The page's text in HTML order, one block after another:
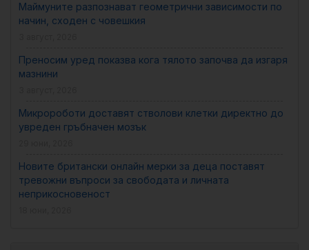
Маймуните разпознават геометрични зависимости по
начин, сходен с човешкия
Преносим уред показва кога тялото започва да изгаря
мазнини
Микророботи доставят стволови клетки директно до
увреден гръбначен мозък
Новите британски онлайн мерки за деца поставят
тревожни въпроси за свободата и личната
неприкосновеност